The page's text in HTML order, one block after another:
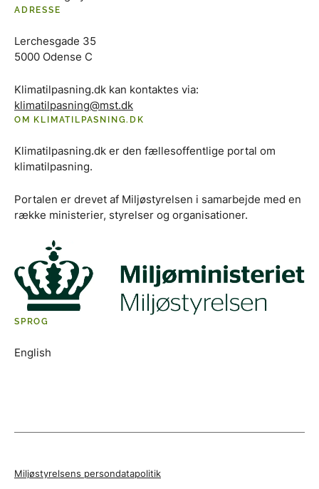
ADRESSE
Lerchesgade 35
5000 Odense C
Klimatilpasning.dk kan kontaktes via:
klimatilpasning@mst.dk
OM KLIMATILPASNING.DK
Klimatilpasning.dk er den fællesoffentlige portal om
klimatilpasning.
Portalen er drevet af Miljøstyrelsen i samarbejde med en
række ministerier, styrelser og organisationer.
SPROG
English
Miljøstyrelsens persondatapolitik